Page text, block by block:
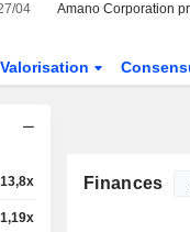
04
Valorisation
13,8x
1,19x
Finances